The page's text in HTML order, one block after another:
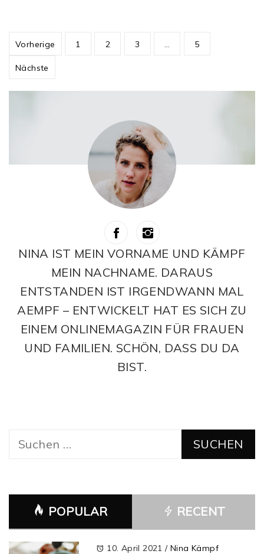
Beitragsnavigation
Vorherige 1 2 3 5
Nächste
NINA IST MEIN VORNAME UND KÄMPF
MEIN NACHNAME. DARAUS
ENTSTANDEN IST IRGENDWANN MAL
AEMPF – ENTWICKELT HAT ES SICH ZU
EINEM ONLINEMAGAZIN FÜR FRAUEN
UND FAMILIEN. SCHÖN, DASS DU DA
BIST.
Suchen
POPULAR RECENT
10. April 2021/ Nina Kämpf